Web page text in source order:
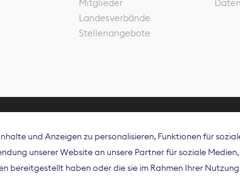
Mitglieder
Landesverbände
Stellenangebote
Der Bundesverband
Spitzenorganisation die
Deutschland und auf EU-Ebene.
und Anzeigen zu personalisieren, Funktionen für
unserer Website an unsere Partner für soziale
bereitgestellt haben oder die sie im Rahmen Ihrer